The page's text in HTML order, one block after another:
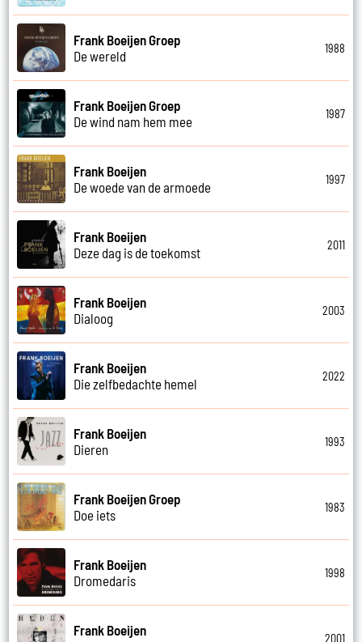
Frank Boeijen Groep
De wereld
1988
Frank Boeijen Groep
De wind nam hem mee
1987
Frank Boeijen
De woede van de armoede
1997
Frank Boeijen
Deze dag is de toekomst
2011
Frank Boeijen
Dialoog
2003
Frank Boeijen
Die zelfbedachte hemel
2022
Frank Boeijen
Dieren
1993
Frank Boeijen Groep
Doe iets
1983
Frank Boeijen
Dromedaris
1998
Frank Boeijen
2001